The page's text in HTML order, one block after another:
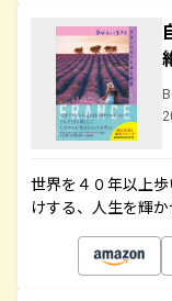
世界を４０年以上
けする、人生を輝